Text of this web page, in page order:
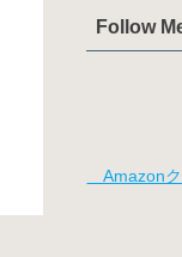
Follow
Amazonク